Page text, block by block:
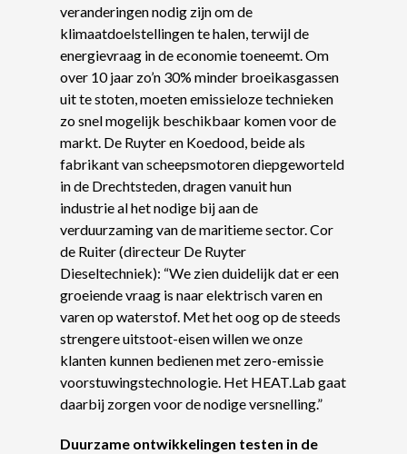
veranderingen nodig zijn om de
klimaatdoelstellingen te halen, terwijl de
energievraag in de economie toeneemt. Om
over 10 jaar zo’n 30% minder broeikasgassen
uit te stoten, moeten emissieloze technieken
zo snel mogelijk beschikbaar komen voor de
markt. De Ruyter en Koedood, beide als
fabrikant van scheepsmotoren diepgeworteld
in de Drechtsteden, dragen vanuit hun
industrie al het nodige bij aan de
verduurzaming van de maritieme sector. Cor
de Ruiter (directeur De Ruyter
Dieseltechniek): “We zien duidelijk dat er een
groeiende vraag is naar elektrisch varen en
varen op waterstof. Met het oog op de steeds
strengere uitstoot-eisen willen we onze
klanten kunnen bedienen met zero-emissie
voorstuwingstechnologie. Het HEAT.Lab gaat
daarbij zorgen voor de nodige versnelling.”
Duurzame ontwikkelingen testen in de